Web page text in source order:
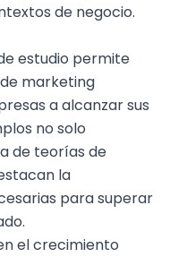
de negocio.
estudio permite
marketing
a alcanzar sus
no solo
de teorías de
la
para superar
el crecimiento